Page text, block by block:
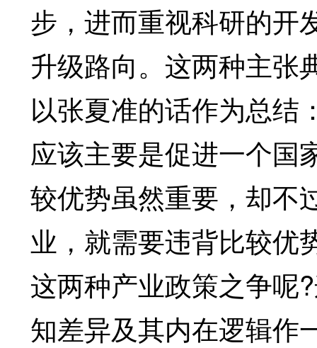
步，进而重视科研的开
升级路向。这两种主张
以张夏准的话作为总结
应该主要是促进一个国
较优势虽然重要，却不
业，就需要违背比较优
这两种产业政策之争呢
知差异及其内在逻辑作